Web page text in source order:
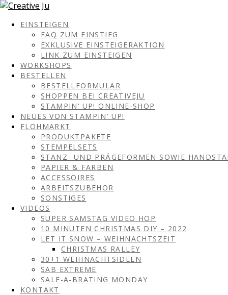
EINSTEIGEN
FAQ ZUM EINSTIEG
EXKLUSIVE EINSTEIGERAKTION
LINK ZUM EINSTEIGEN
WORKSHOPS
BESTELLEN
BESTELLFORMULAR
SHOPPEN BEI CREATIVEJU
STAMPIN‘ UP! ONLINE-SHOP
NEUES VON STAMPIN‘ UP!
FLOHMARKT
PRODUKTPAKETE
STEMPELSETS
STANZ- UND PRÄGEFORMEN SOWIE
PAPIER & FARBEN
ACCESSOIRES
ARBEITSZUBEHÖR
SONSTIGES
VIDEOS
SUPER SAMSTAG VIDEO HOP
10 MINUTEN CHRISTMAS DIY – 2022
LET IT SNOW – WEIHNACHTSZEIT
CHRISTMAS RALLEY
30+1 WEIHNACHTSIDEEN
SAB EXTREME
SALE-A-BRATING MONDAY
KONTAKT